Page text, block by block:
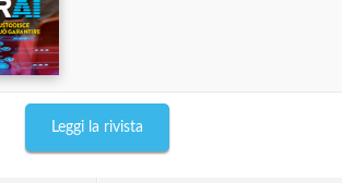
Leggi la rivista